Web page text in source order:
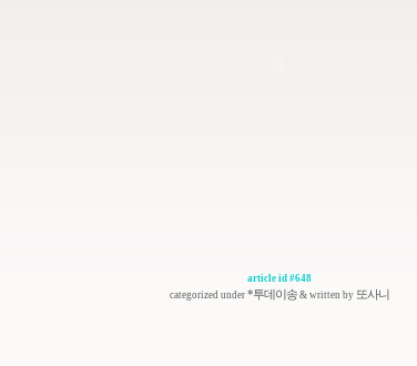
article id #648
categorized under *투데이송 & written by 또사니